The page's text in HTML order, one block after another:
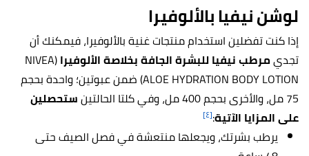
لوشن نيفيا بالألوفيرا
إذا كنت تفضلين استخدام منتجات غنية بالألوفيرا، فيمكنك أن
تجديمرطب نيفيا للبشرة الجافة بخلاصة الألوفيرا (NIVEA
ALOE HYDRATION BODY LOTION) ضمن عبوتين؛ واحدة بحجم
75 مل، والأخرى بحجم 400 مل، وفي كلتا الحالتين
ستحصلين
على المزايا الآتية:[٤]
يرطب بشرتك، ويجعلها منتعشة في فصل الصيف حتى